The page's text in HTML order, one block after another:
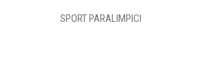
SPORT PARALIMPICI